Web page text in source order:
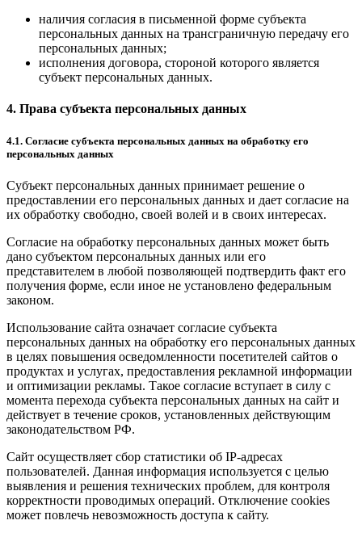
наличия согласия в письменной форме субъекта
персональных данных на трансграничную передачу его
персональных данных;
исполнения договора, стороной которого является
субъект персональных данных.
4. Права субъекта персональных данных
4.1. Согласие субъекта персональных данных на обработку его
персональных данных
Субъект персональных данных принимает решение о
предоставлении его персональных данных и дает согласие на
их обработку свободно, своей волей и в своих интересах.
Согласие на обработку персональных данных может быть
дано субъектом персональных данных или его
представителем в любой позволяющей подтвердить факт его
получения форме, если иное не установлено федеральным
законом.
Использование сайта означает согласие субъекта
персональных данных на обработку его персональных данных
в целях повышения осведомленности посетителей сайтов о
продуктах и услугах, предоставления рекламной информации
и оптимизации рекламы. Такое согласие вступает в силу с
момента перехода субъекта персональных данных на сайт и
действует в течение сроков, установленных действующим
законодательством РФ.
Сайт осуществляет сбор статистики об IP-адресах
пользователей. Данная информация используется с целью
выявления и решения технических проблем, для контроля
корректности проводимых операций. Отключение cookies
может повлечь невозможность доступа к сайту.